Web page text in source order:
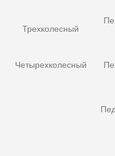
Трехколесный
Четырехколесный